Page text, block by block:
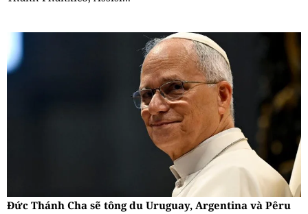
Đức Thánh Cha sẽ tông du Uruguay, Argentina và Pêru